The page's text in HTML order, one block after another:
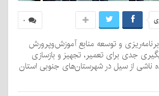
۰
و توسعه منابع آموزش‌وپرورش
جدی برای تعمیر، تجهیز و بازسازی
ناشی از سیل در شهرستان‌های جنوبی استان